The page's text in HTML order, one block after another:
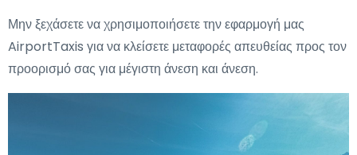
Μην ξεχάσετε να χρησιμοποιήσετε την εφαρμογή μας
AirportTaxis για να κλείσετε μεταφορές απευθείας προς τον
προορισμό σας για μέγιστη άνεση και άνεση.